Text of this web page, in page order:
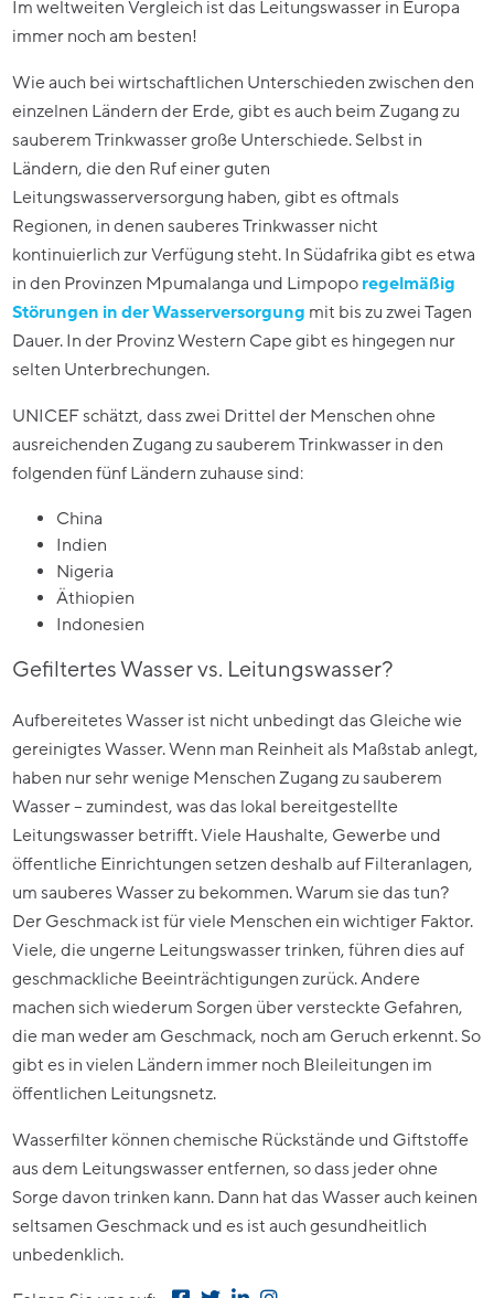
Im weltweiten Vergleich ist das Leitungswasser in Europa
immer noch am besten!
Wie auch bei wirtschaftlichen Unterschieden zwischen den
einzelnen Ländern der Erde, gibt es auch beim Zugang zu
sauberem Trinkwasser große Unterschiede. Selbst in
Ländern, die den Ruf einer guten
Leitungswasserversorgung haben, gibt es oftmals
Regionen, in denen sauberes Trinkwasser nicht
kontinuierlich zur Verfügung steht. In Südafrika gibt es etwa
in den Provinzen Mpumalanga und Limpopo regelmäßig
Störungen in der Wasserversorgung mit bis zu zwei Tagen
Dauer. In der Provinz Western Cape gibt es hingegen nur
selten Unterbrechungen.
UNICEF schätzt, dass zwei Drittel der Menschen ohne
ausreichenden Zugang zu sauberem Trinkwasser in den
folgenden fünf Ländern zuhause sind:
China
Indien
Nigeria
Äthiopien
Indonesien
Gefiltertes Wasser vs. Leitungswasser?
Aufbereitetes Wasser ist nicht unbedingt das Gleiche wie
gereinigtes Wasser. Wenn man Reinheit als Maßstab anlegt,
haben nur sehr wenige Menschen Zugang zu sauberem
Wasser – zumindest, was das lokal bereitgestellte
Leitungswasser betrifft. Viele Haushalte, Gewerbe und
öffentliche Einrichtungen setzen deshalb auf Filteranlagen,
um sauberes Wasser zu bekommen. Warum sie das tun?
Der Geschmack ist für viele Menschen ein wichtiger Faktor.
Viele, die ungerne Leitungswasser trinken, führen dies auf
geschmackliche Beeinträchtigungen zurück. Andere
machen sich wiederum Sorgen über versteckte Gefahren,
die man weder am Geschmack, noch am Geruch erkennt. So
gibt es in vielen Ländern immer noch Bleileitungen im
öffentlichen Leitungsnetz.
Wasserfilter können chemische Rückstände und Giftstoffe
aus dem Leitungswasser entfernen, so dass jeder ohne
Sorge davon trinken kann. Dann hat das Wasser auch keinen
seltsamen Geschmack und es ist auch gesundheitlich
unbedenklich.